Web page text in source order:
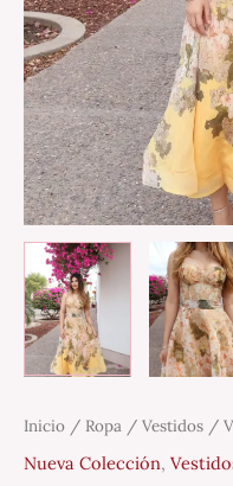
Inicio / Ropa / Vestidos /
Nueva Colección,